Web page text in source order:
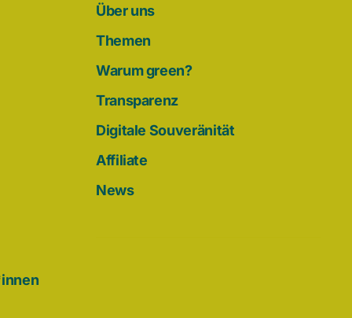
Über uns
Themen
Warum green?
Transparenz
Digitale Souveränität
Affiliate
News